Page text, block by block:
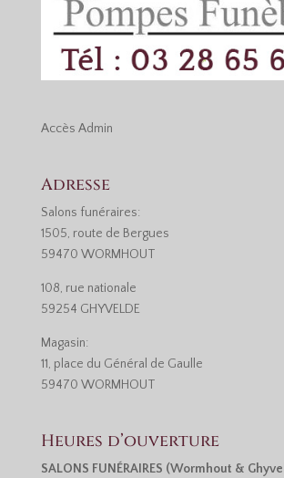
Accès Admin
Adresse
Salons funéraires:
1505, route de Bergues
59470 WORMHOUT
108, rue nationale
59254 GHYVELDE
Magasin:
11, place du Général de Gaulle
59470 WORMHOUT
Heures d’ouverture
SALONS FUNÉRAIRES (Wormhout &